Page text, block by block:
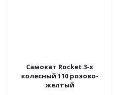
Самокат Rocket 3-х
колесный 110 розово-
желтый